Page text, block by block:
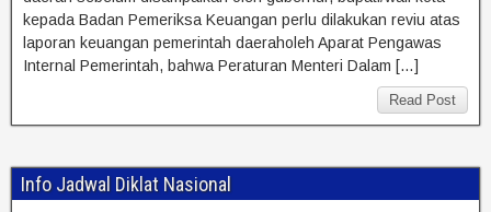
kepada Badan Pemeriksa Keuangan perlu dilakukan reviu atas
laporan keuangan pemerintah daeraholeh Aparat Pengawas
Internal Pemerintah, bahwa Peraturan Menteri Dalam […]
Read Post
Info Jadwal Diklat Nasional